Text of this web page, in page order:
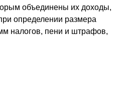
объединены их доходы,
определении размера
налогов, пени и штрафов,